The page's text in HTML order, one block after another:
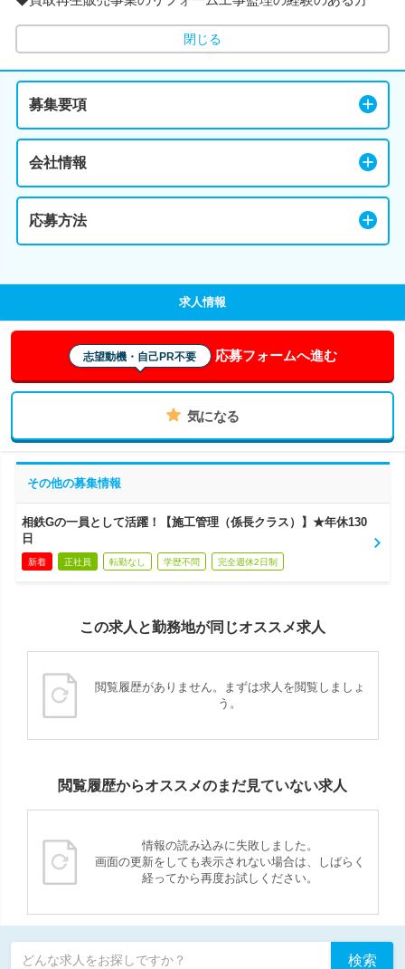
閉じる
募集要項
会社情報
応募方法
求人情報
志望動機・自己PR不要 応募フォームへ進む
気になる
その他の募集情報
相鉄Gの一員として活躍！【施工管理（係長クラス）】★年休130
日
新着 正社員 転勤なし 学歴不問 完全週休2日制
この求人と勤務地が同じオススメ求人
閲覧履歴がありません。まずは求人を閲覧しましょ
う。
閲覧履歴からオススメのまだ見ていない求人
情報の読み込みに失敗しました。
画面の更新をしても表示されない場合は、しばらく
経ってから再度お試しください。
どんな求人をお探しですか？ 検索